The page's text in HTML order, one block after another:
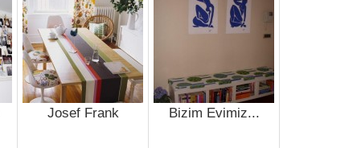
Josef Frank Bizim Evimiz...